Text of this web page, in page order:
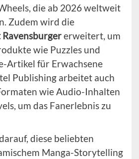
die ab 2026 weltweit
Zudem wird die
erweitert, um
wie Puzzles und
Artikel für Erwachsene
Publishing arbeitet auch
wie Audio-Inhalten
um das Fanerlebnis zu
diese beliebten
Manga-Storytelling